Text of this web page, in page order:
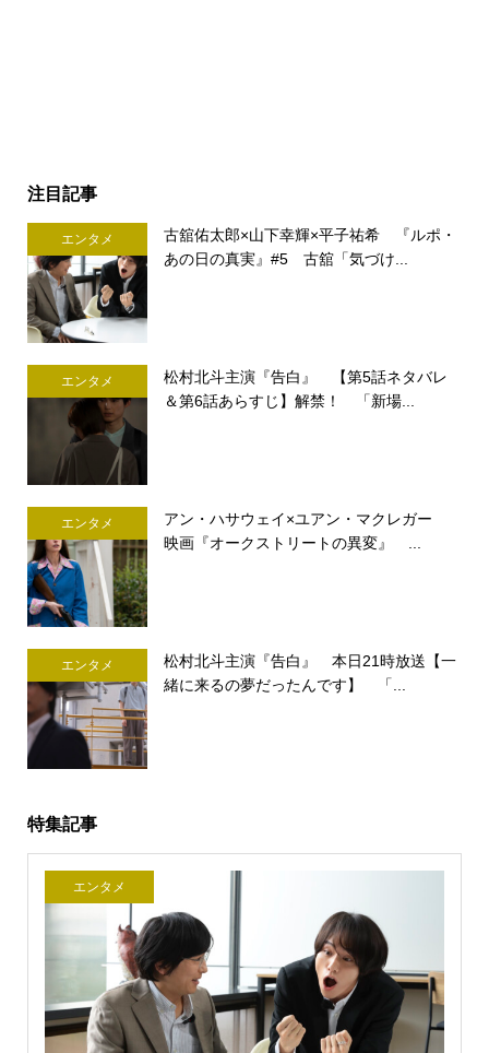
注目記事
エンタメ
古舘佑太郎×山下幸輝×平子祐希 『ルポ・
あの日の真実』#5 古舘「気づけ...
エンタメ
松村北斗主演『告白』 【第5話ネタバレ
＆第6話あらすじ】解禁！ 「新場...
エンタメ
アン・ハサウェイ×ユアン・マクレガー
映画『オークストリートの異変』 ...
エンタメ
松村北斗主演『告白』 本日21時放送【一
緒に来るの夢だったんです】 「...
特集記事
エンタメ